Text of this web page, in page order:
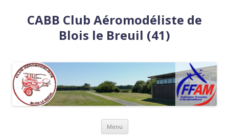
CABB Club Aéromodéliste de
Blois le Breuil (41)
Menu Aller